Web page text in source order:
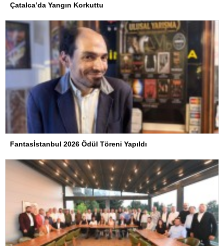
Çatalca’da Yangın Korkuttu
Fantasİstanbul 2026 Ödül Töreni Yapıldı